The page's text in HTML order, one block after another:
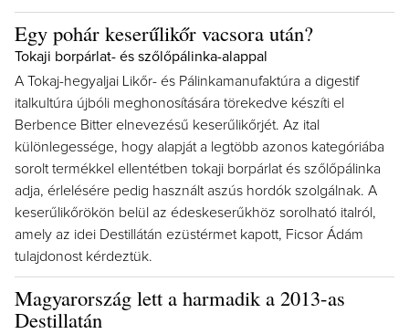
Egy pohár keserűlikőr vacsora után?
Tokaji borpárlat- és szőlőpálinka-alappal
A Tokaj-hegyaljai Likőr- és Pálinkamanufaktúra a digestif
italkultúra újbóli meghonosítására törekedve készíti el
Berbence Bitter elnevezésű keserűlikőrjét. Az ital
különlegessége, hogy alapját a legtöbb azonos kategóriába
sorolt termékkel ellentétben tokaji borpárlat és szőlőpálinka
adja, érlelésére pedig használt aszús hordók szolgálnak. A
keserűlikőrökön belül az édeskeserűkhöz sorolható italról,
amely az idei Destillátán ezüstérmet kapott, Ficsor Ádám
tulajdonost kérdeztük.
Magyarország lett a harmadik a 2013-as
Destillatán